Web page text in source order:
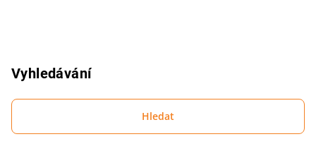
Vyhledávání
Hledat